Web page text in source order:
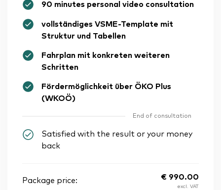
90 minutes personal video consultation
vollständiges VSME-Template mit
Struktur und Tabellen
Fahrplan mit konkreten weiteren
Schritten
Fördermöglichkeit über ÖKO Plus
(WKOÖ)
End of consultation
Satisfied with the result or your money
back
Package price: € 990.00
excl. VAT